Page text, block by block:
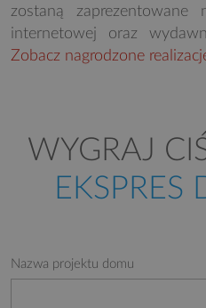
zostaną zaprezentowane
internetowej oraz
Zobacz nagrodzone
WYGRAJ
Nazwa projektu domu